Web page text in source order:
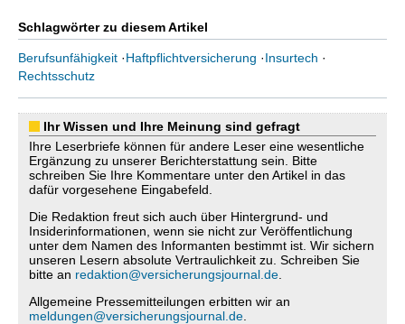
Schlagwörter zu diesem Artikel
Berufsunfähigkeit ·Haftpflichtversicherung ·Insurtech ·
Rechtsschutz
Ihr Wissen und Ihre Meinung sind gefragt
Ihre Leserbriefe können für andere Leser eine wesentliche
Ergänzung zu unserer Berichterstattung sein. Bitte
schreiben Sie Ihre Kommentare unter den Artikel in das
dafür vorgesehene Eingabefeld.
Die Redaktion freut sich auch über Hintergrund- und
Insiderinformationen, wenn sie nicht zur Veröffentlichung
unter dem Namen des Informanten bestimmt ist. Wir sichern
unseren Lesern absolute Vertraulichkeit zu. Schreiben Sie
bitte an redaktion@versicherungsjournal.de
Allgemeine Pressemitteilungen erbitten wir an
meldungen@versicherungsjournal.de